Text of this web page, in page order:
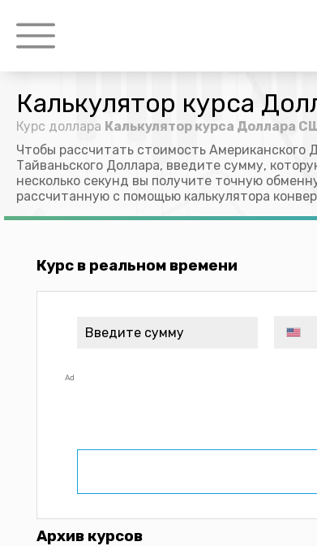
Калькулятор курса
Курс доллара Калькулятор курса Доллара
Чтобы рассчитать стоимость Американского
Тайваньского Доллара, введите сумму,
несколько секунд вы получите точную
рассчитанную с помощью калькулятора
Курс в реальном времени
Ad
Архив курсов